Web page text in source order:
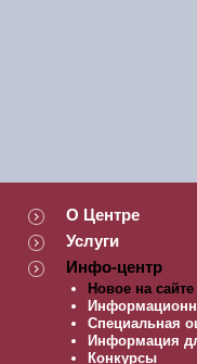
О Центре
Услуги
Инфо-центр
Новое на сайте
Специальная
Информация
Конкурсы